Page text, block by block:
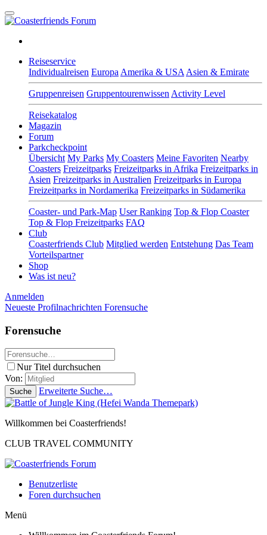
Reiseservice
Individualreisen Europa Amerika & USA Asien & Emirate
Gruppenreisen Gruppentourenwissen Activity Level
Reisekatalog
Magazin
Forum
Parkcheckpoint
Übersicht My Parks My Coasters Meine Favoriten Nearby
Coasters Freizeitparks Freizeitparks in Afrika Freizeitparks in
Asien Freizeitparks in Australien Freizeitparks in Europa
Freizeitparks in Nordamerika Freizeitparks in Südamerika
Coaster- und Park-Map User Ranking Top & Flop Coaster
Top & Flop Freizeitparks FAQ
Club
Coasterfriends Club Mitglied werden Entstehung Das Team
Vorteilspartner
Shop
Was ist neu?
Anmelden
Neueste Profilnachrichten Forensuche
Forensuche
Nur Titel durchsuchen
Von:
Suche Erweiterte Suche…
Willkommen bei Coasterfriends!
CLUB TRAVEL COMMUNITY
Benutzerliste
Foren durchsuchen
Menü